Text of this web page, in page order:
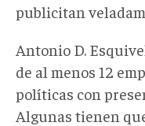
publicitan
Antonio D.
de al menos 12
políticas con
Algunas tienen